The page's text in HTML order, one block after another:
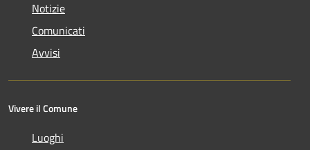
Notizie
Comunicati
Avvisi
Vivere il Comune
Luoghi